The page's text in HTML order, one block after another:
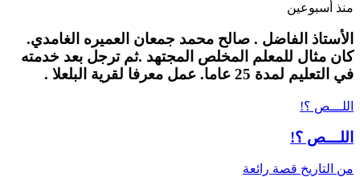
منذ أسبوعين
الأستاذ الفاضل . صالح محمد جمعان العميره الغامدي.
كان مثال للمعلم المخلص المجتهد .ثم ترجل بعد خدمته
في التعليم لمدة 25 عاما. عمل معرفا لقرية البلعلا .
اللـــص ؟!
اللـــص ؟!
من التاريخ قصة رائعة